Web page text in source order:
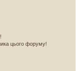
цього форуму!